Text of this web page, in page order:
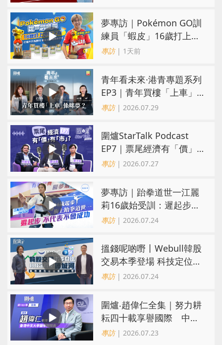
夢專訪｜Pokémon GO訓
練員「蝦皮」16歲打上世
界第一！戰友成最強後盾
專訪| 1天前
青年看未來·港青專題系列
EP3｜青年買樓「上車」
係咪夢？ 觀念改變居住選
專訪| 2026.07.29
圍爐StarTalk Podcast
EP7｜票尾經濟有「價」
有「市」？「短期流量」
專訪| 2026.07.27
夢專訪｜跆拳道世一江麗
莉16歲始受訓：遲起步不
代表不會成功
專訪| 2026.07.24
搵錢呢啲嘢丨Webull韓股
交易本季登場 科技定位成
護城河 冀登港互聯網券商
專訪| 2026.07.24
圍爐‧趙偉仁全集｜努力耕
耘四十載享譽國際 中大
醫學院致力醫療創科造福
專訪| 2026.07.23